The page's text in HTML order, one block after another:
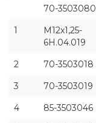
70-3503080
1
М12х1,25-
6Н.04.019
2 70-3503018
3
70-3503019
4
85-3503046